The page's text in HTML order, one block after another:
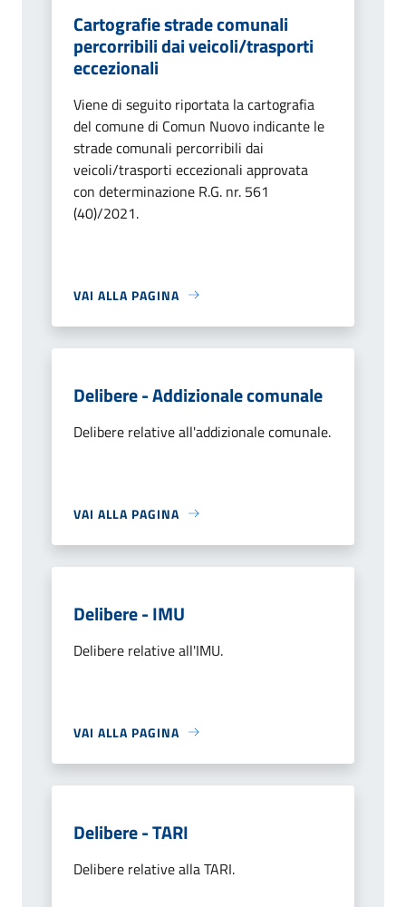
Cartografie strade comunali
percorribili dai veicoli/trasporti
eccezionali
Viene di seguito riportata la cartografia
del comune di Comun Nuovo indicante le
strade comunali percorribili dai
veicoli/trasporti eccezionali approvata
con determinazione R.G. nr. 561
(40)/2021.
VAI ALLA PAGINA
Delibere - Addizionale comunale
Delibere relative all'addizionale comunale.
VAI ALLA PAGINA
Delibere - IMU
Delibere relative all'IMU.
VAI ALLA PAGINA
Delibere - TARI
Delibere relative alla TARI.